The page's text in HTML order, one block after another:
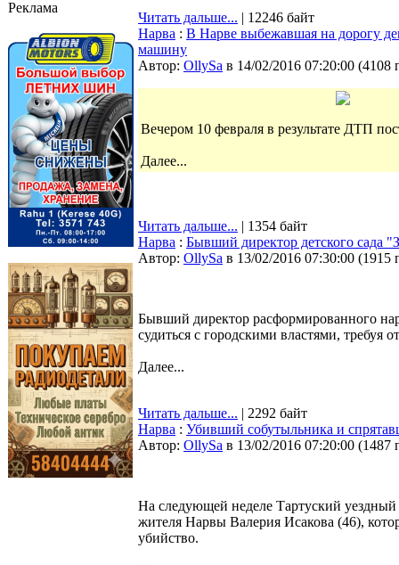
Реклама
Читать дальше... | 12246 байт
Нарва : В Нарве выбежавшая на дорогу
машину
Автор: OllySa в 14/02/2016 07:20:00 (4108
Вечером 10 февраля в результате ДТП
Далее...
Читать дальше... | 1354 байт
Нарва : Бывший директор детского сада
Автор: OllySa в 13/02/2016 07:30:00 (1915
Бывший директор расформированного
судиться с городскими властями,
Далее...
Читать дальше... | 2292 байт
Нарва : Убивший собутыльника и
Автор: OllySa в 13/02/2016 07:20:00 (1487
На следующей неделе Тартуский уездный
жителя Нарвы Валерия Исакова (46),
убийство.